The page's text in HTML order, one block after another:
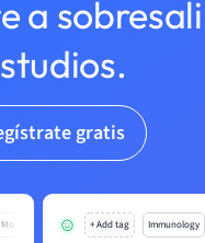
a
gratis
Mo + Add tag Immunology